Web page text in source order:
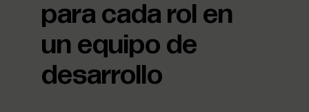
para cada rol en
un equipo de
desarrollo